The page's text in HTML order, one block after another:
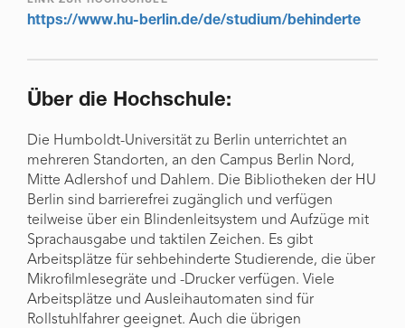
https://www.hu-berlin.de/de/studium/behinderte
Über die Hochschule:
Die Humboldt-Universität zu Berlin unterrichtet an
mehreren Standorten, an den Campus Berlin Nord,
Mitte Adlershof und Dahlem. Die Bibliotheken der HU
Berlin sind barrierefrei zugänglich und verfügen
teilweise über ein Blindenleitsystem und Aufzüge mit
Sprachausgabe und taktilen Zeichen. Es gibt
Arbeitsplätze für sehbehinderte Studierende, die über
Mikrofilmlesegräte und -Drucker verfügen. Viele
Arbeitsplätze und Ausleihautomaten sind für
Rollstuhlfahrer geeignet. Auch die übrigen